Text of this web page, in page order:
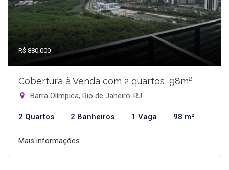
R$ 880.000
Cobertura à Venda com 2 quartos, 98m²
Barra Olímpica, Rio de Janeiro-RJ
2 Quartos 2 Banheiros 1 Vaga 98 m²
Mais informações